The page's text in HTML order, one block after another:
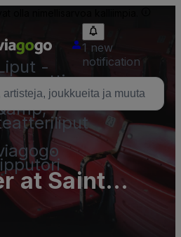
-
1 new
notification
at Saint
- Complex